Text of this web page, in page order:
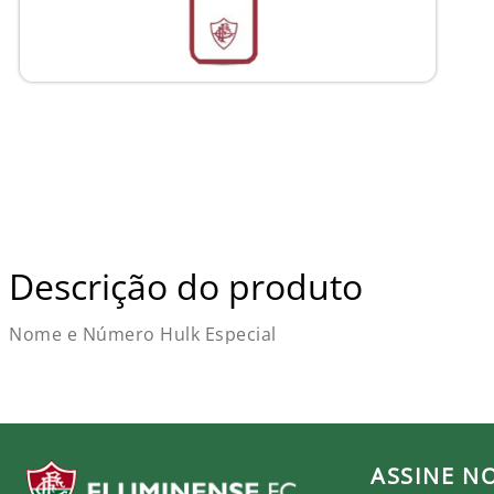
Descrição do produto
Nome e Número Hulk Especial
ASSINE